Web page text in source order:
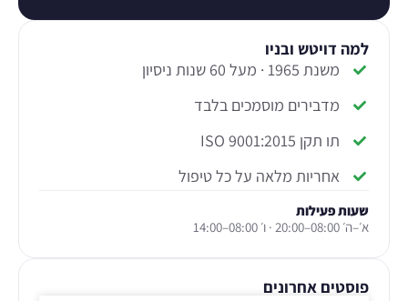
למה דויטש ובניו
משנת 1965 · מעל 60 שנות ניסיון
מדבירים מוסמכים בלבד
תו תקן ISO 9001:2015
אחריות מלאה על כל טיפול
שעות פעילות
א׳–ה׳ 08:00–20:00 · ו׳ 08:00–14:00
פוסטים אחרונים